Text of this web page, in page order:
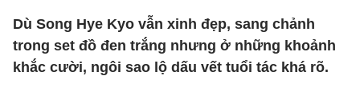
Dù Song Hye Kyo vẫn xinh đẹp, sang chảnh
trong set đồ đen trắng nhưng ở những khoảnh
khắc cười, ngôi sao lộ dấu vết tuổi tác khá rõ.